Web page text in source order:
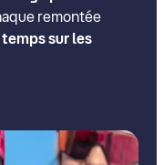
remontée
sur les